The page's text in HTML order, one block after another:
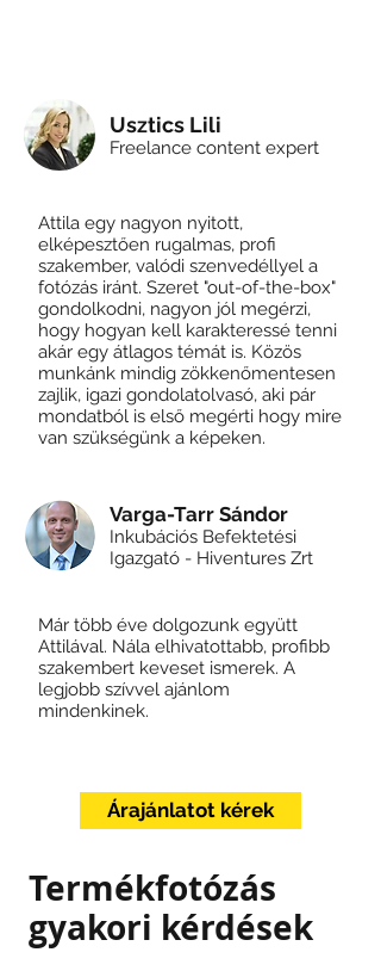
Usztics Lili
Freelance content expert
Attila egy nagyon nyitott,
elképesztően rugalmas, profi
szakember, valódi szenvedéllyel a
fotózás iránt. Szeret "out-of-the-box"
gondolkodni, nagyon jól megérzi,
hogy hogyan kell karakteressé tenni
akár egy átlagos témát is. Közös
munkánk mindig zökkenőmentesen
zajlik, igazi gondolatolvasó, aki pár
mondatból is első megérti hogy mire
van szükségünk a képeken.
Varga-Tarr Sándor
Inkubációs Befektetési
Igazgató - Hiventures Zrt
Már több éve dolgozunk együtt
Attilával. Nála elhivatottabb, profibb
szakembert keveset ismerek. A
legjobb szívvel ajánlom
mindenkinek.
Árajánlatot kérek
Termékfotózás
gyakori kérdések